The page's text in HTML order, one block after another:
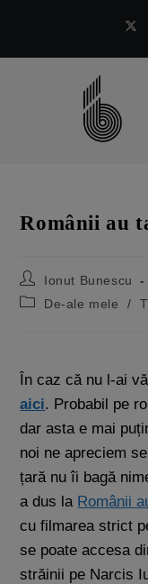
Românii au
Ionut Bunescu
De-ale mele
/
În caz că nu l-ai
aici. Probabil pe
dar asta e mai
noi ne apreciem
țară nu îi bagă
a dus la Românii
cu filmarea strict
se poate accesa
străinii pe Narcis